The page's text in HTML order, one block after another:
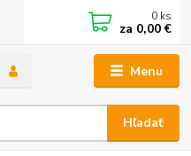
Menu
Hľadať
0 ks
za 0,00 €